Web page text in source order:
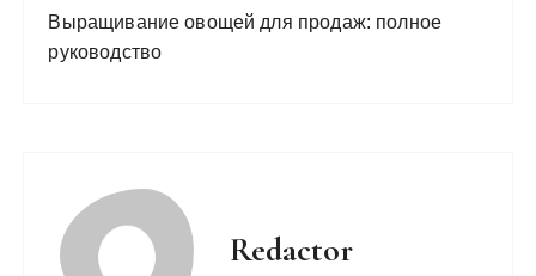
Выращивание овощей для продаж: полное
руководство
Redactor